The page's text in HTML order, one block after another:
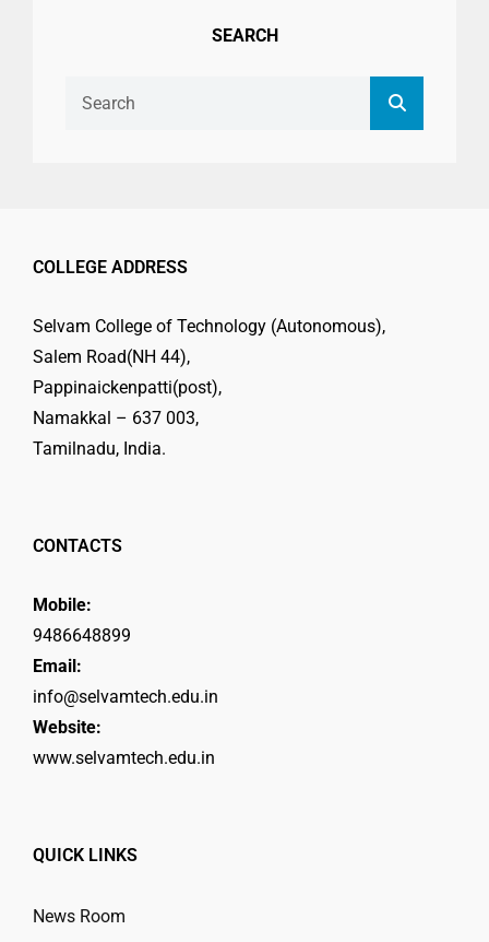
SEARCH
COLLEGE ADDRESS
Selvam College of Technology (Autonomous),
Salem Road(NH 44),
Pappinaickenpatti(post),
Namakkal – 637 003,
Tamilnadu, India.
CONTACTS
Mobile:
9486648899
Email:
info@selvamtech.edu.in
Website:
www.selvamtech.edu.in
QUICK LINKS
News Room